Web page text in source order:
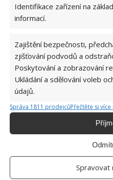
Identifikace zařízení na
informací.
Zajištění bezpečnosti,
zjišťování podvodů a
Poskytování a zobrazování
Ukládání a sdělování voleb
údajů.
Správa 1811 prodejcůPřečtěte si
Spravovat
DOMÁCÍ PRÁCE OCET